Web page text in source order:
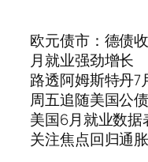
欧元债市：德债
月就业强劲增长
路透阿姆斯特丹7
周五追随美国公
美国6月就业数
关注焦点回归通胀